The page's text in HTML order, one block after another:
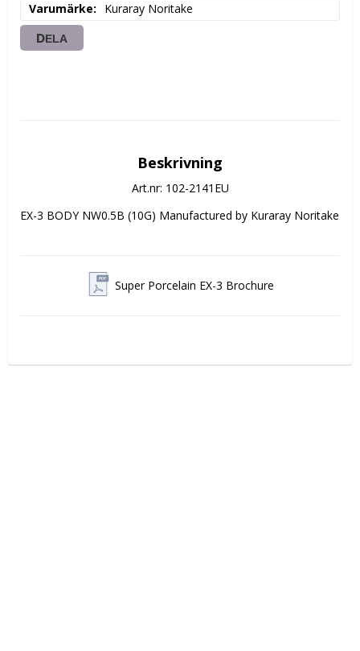
Varumärke Kuraray Noritake
DELA
Beskrivning
Art.nr: 102-2141EU
EX-3 BODY NW0.5B (10G) Manufactured by Kuraray Noritake
Super Porcelain EX-3 Brochure